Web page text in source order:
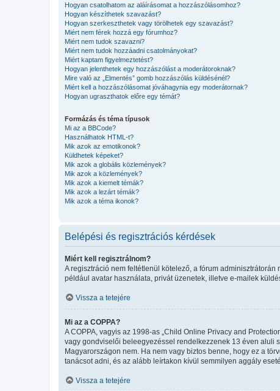
Hogyan csatolhatom az aláírásomat a hozzászólásomhoz?
Hogyan készíthetek szavazást?
Hogyan szerkeszthetek vagy törölhetek egy szavazást?
Miért nem férek hozzá egy fórumhoz?
Miért nem tudok szavazni?
Miért nem tudok hozzáadni csatolmányokat?
Miért kaptam figyelmeztetést?
Hogyan jelenthetek egy hozzászólást a moderátoroknak?
Mire való az „Elmentés” gomb hozzászólás küldésénél?
Miért kell a hozzászólásomat jóváhagynia egy moderátornak?
Hogyan ugraszthatok előre egy témát?
Formázás és téma típusok
Mi az a BBCode?
Használhatok HTML-t?
Mik azok az emotikonok?
Küldhetek képeket?
Mik azok a globális közlemények?
Mik azok a közlemények?
Mik azok a kiemelt témák?
Mik azok a lezárt témák?
Mik azok a téma ikonok?
Belépési és regisztrációs kérdések
Miért kell regisztrálnom?
A regisztráció nem feltétlenül kötelező, a fórum
például avatar használata, privát üzenetek, illetve e-mailek
Vissza a tetejére
Mi az a COPPA?
A COPPA, vagyis az 1998-as „Child Online Privacy and
vagy gondviselői beleegyezéssel rendelkezzenek 13 éven aluli
Magyarországon nem. Ha nem vagy biztos benne, hogy ez a
tanácsot adni, és az alább leírtakon kívül semmilyen aggály
Vissza a tetejére